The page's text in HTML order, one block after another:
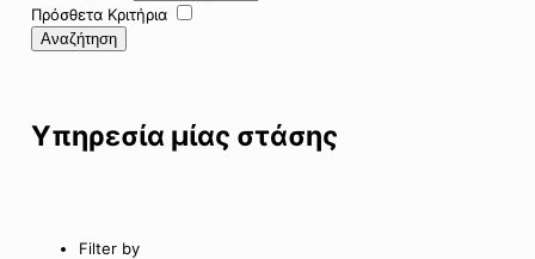
Πρόσθετα Κριτήρια
Αναζήτηση
Υπηρεσία μίας στάσης
Filter by